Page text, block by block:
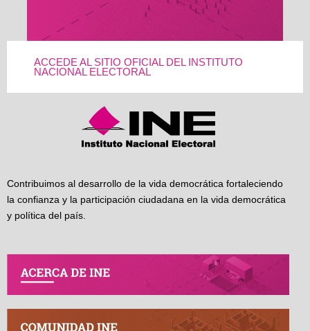
ACCEDE AL SITIO OFICIAL DEL INSTITUTO
NACIONAL ELECTORAL
Contribuimos al desarrollo de la vida democrática fortaleciendo
la confianza y la participación ciudadana en la vida democrática
y política del país.